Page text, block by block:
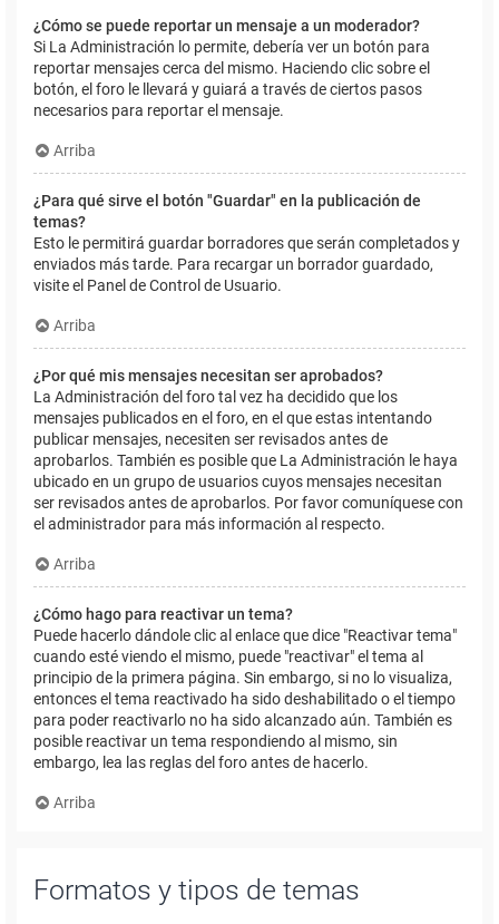
¿Cómo se puede reportar un mensaje a un moderador?
Si La Administración lo permite, debería ver un botón para
reportar mensajes cerca del mismo. Haciendo clic sobre el
botón, el foro le llevará y guiará a través de ciertos pasos
necesarios para reportar el mensaje.
Arriba
¿Para qué sirve el botón "Guardar" en la publicación de
temas?
Esto le permitirá guardar borradores que serán completados y
enviados más tarde. Para recargar un borrador guardado,
visite el Panel de Control de Usuario.
Arriba
¿Por qué mis mensajes necesitan ser aprobados?
La Administración del foro tal vez ha decidido que los
mensajes publicados en el foro, en el que estas intentando
publicar mensajes, necesiten ser revisados antes de
aprobarlos. También es posible que La Administración le haya
ubicado en un grupo de usuarios cuyos mensajes necesitan
ser revisados antes de aprobarlos. Por favor comuníquese con
el administrador para más información al respecto.
Arriba
¿Cómo hago para reactivar un tema?
Puede hacerlo dándole clic al enlace que dice "Reactivar tema"
cuando esté viendo el mismo, puede "reactivar" el tema al
principio de la primera página. Sin embargo, si no lo visualiza,
entonces el tema reactivado ha sido deshabilitado o el tiempo
para poder reactivarlo no ha sido alcanzado aún. También es
posible reactivar un tema respondiendo al mismo, sin
embargo, lea las reglas del foro antes de hacerlo.
Arriba
Formatos y tipos de temas